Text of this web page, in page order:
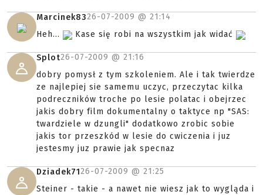
Marcinek8326-07-2009 @ 21:14
Heh...
Kase się robi na wszystkim jak widać
Splot26-07-2009 @ 21:16
dobry pomysł z tym szkoleniem. Ale i tak twierdze
ze najlepiej sie samemu uczyc, przeczytac kilka
podreczników troche po lesie polatac i obejrzec
jakis dobry film dokumentalny o taktyce np "SAS:
twardziele w dzungli" dodatkowo zrobic sobie
jakis tor przeszkód w lesie do cwiczenia i juz
jestesmy juz prawie jak specnaz
Dziadek7126-07-2009 @ 21:25
Steiner - takie - a nawet nie wiesz jak to wygląda i